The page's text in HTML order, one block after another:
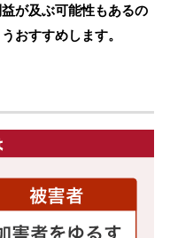
が及ぶ可能性もあるの
おすすめします。